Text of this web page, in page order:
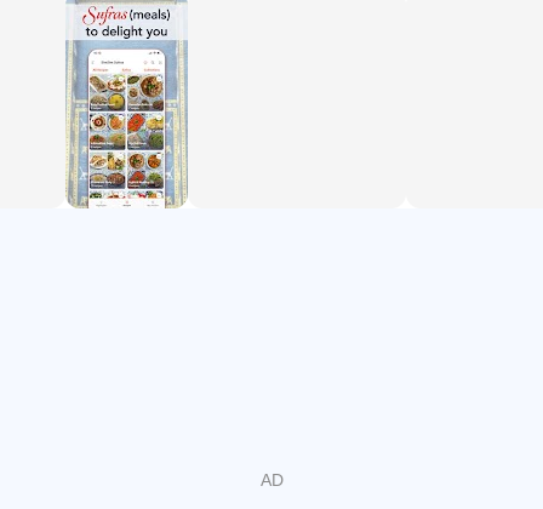
recettes ont été transmises de génération en génération,
depuis sa mère et sa mère avant elle, préservant les
saveurs de la cuisine arabe faite maison.
CARACTÉRISTIQUES:
- Rendre la cuisine facile : nos instructions détaillées et
- Planificateur hebdomadaire : planifiez vos repas tout au